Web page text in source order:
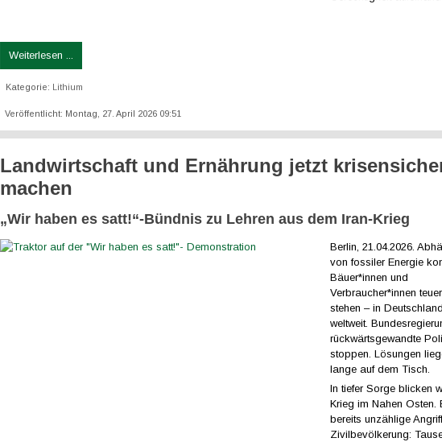
Weiterlesen ...
Kategorie: Lithium
Veröffentlicht: Montag, 27. April 2026 09:51
Landwirtschaft und Ernährung jetzt
machen
„Wir haben es satt!“-Bündnis zu Lehren aus dem Iran-Krieg
Berlin, 21.04.2026.
von fossiler Energie
Bäuer*innen und
Verbraucher*innen
stehen – in
weltweit.
rückwärtsgewandte
stoppen. Lösungen
lange auf dem Tisch.
In tiefer Sorge blicken
Krieg im Nahen Osten.
bereits unzählige
Zivilbevölkerung: